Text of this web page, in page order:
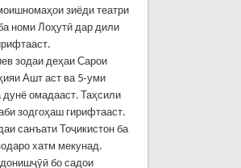
зиёди театри
номи Лоҳутӣ дар дили
зодаи деҳаи Сарои
Ашт аст ва 5-уми
дунё омадааст. Таҳсили
зодгоҳаш гирифтааст.
санъати Тоҷикистон ба
хатм мекунад.
бо садои